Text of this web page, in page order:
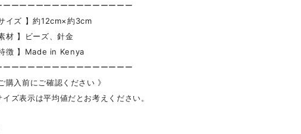
ーーーーーーーーーーーーーーーー
サイズ 】約12cm×約3cm
材 】ビーズ、針金
特徴 】Made in Kenya
ーーーーーーーーーーーーーーーー
購入前にご確認ください 》
イズ表示は平均値だとお考えください。